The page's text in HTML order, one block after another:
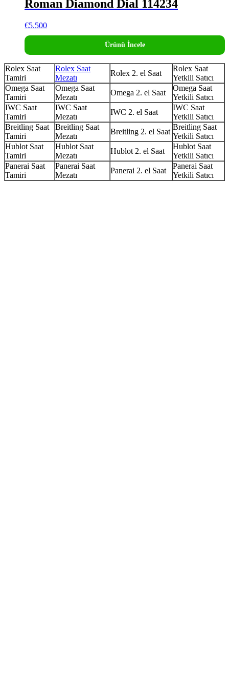
Roman Diamond Dial 114234
€5.500
Ürünü İncele
Rolex Saat
Tamiri
Rolex Saat
Mezatı
Rolex 2. el Saat
Rolex Saat
Yetkili Satıcı
Omega Saat
Tamiri
Omega Saat
Mezatı
Omega 2. el Saat
Omega Saat
Yetkili Satıcı
IWC Saat
Tamiri
IWC Saat
Mezatı
IWC 2. el Saat
IWC Saat
Yetkili Satıcı
Breitling Saat
Tamiri
Breitling Saat
Mezatı
Breitling 2. el Saat
Breitling Saat
Yetkili Satıcı
Hublot Saat
Tamiri
Hublot Saat
Mezatı
Hublot 2. el Saat
Hublot Saat
Yetkili Satıcı
Panerai Saat
Tamiri
Panerai Saat
Mezatı
Panerai 2. el Saat
Panerai Saat
Yetkili Satıcı